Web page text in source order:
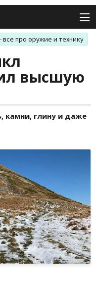
про оружие и технику
высшую
камни, глину и даже